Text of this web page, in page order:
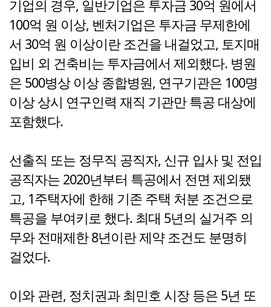
기업의 경우, 일반기업은 투자금 30억 원에서
100억 원 이상, 벤처기업은 투자금 무제한에
서 30억 원 이상이란 조건을 내걸었고, 토지매
입비 외 건축비는 투자금에서 제외했다. 병원
은 500병상 이상 종합병원, 연구기관은 100명
이상 상시 연구인력 재직 기관만 특공 대상에
포함했다.
선출직 또는 정무직 공직자, 신규 입사 및 전입
공직자는 2020년부터 특공에서 전면 제외됐
고, 1주택자에 한해 기존 주택 처분 조건으로
특공을 부여키로 했다. 최대 5년의 실거주 의
무와 전매제한 8년이란 제약 조건도 분명히
걸었다.
이와 관련, 정치권과 최민호 시장 등은 5년 또